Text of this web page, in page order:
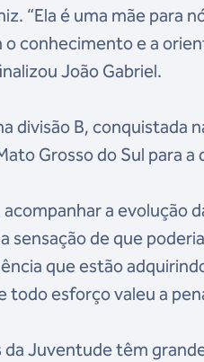
“Ela é uma mãe para
conhecimento e a
João Gabriel.
divisão B, conquistada
Grosso do Sul para
acompanhar a evolução
sensação de que
que estão
todo esforço valeu a
da Juventude têm